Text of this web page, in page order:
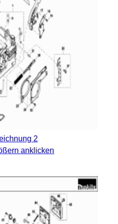
2
anklicken